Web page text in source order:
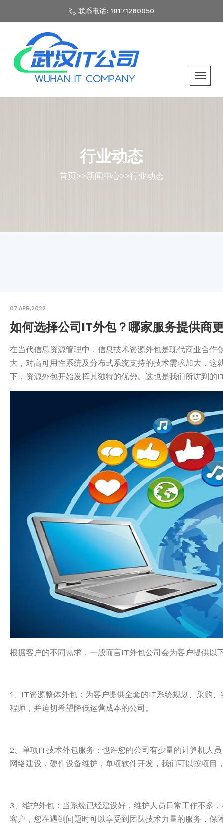
联系电话: 18171260050
行业动态
首页>>新闻中心>>行业动态
07,APR,2022
如何选择公司IT外包？哪家服务提供商
在当代信息资源管理中，信息技术资源外包是现代商业合
大，对高可用性系统及分布式系统支持的技术需求加大，
下，资源外包开始发挥其独特的优势。这也是我们所讲到的
根据客户的不同需求，一般而言IT外包公司会为客户提供以
1、IT资源整体外包：为客户提供全套的IT系统规划、采购
程师，并迫切希望降低运营成本的公司。
2、单项IT技术外包服务：也许您的公司有少量的计算机人
网络建设，硬件设备维护，单项软件开发，我们可以按项目
3、维护外包：当系统已经建设好，维护人员日常工作不多
客户，您在遇到问题时可以享受到团队技术力量的服务，保